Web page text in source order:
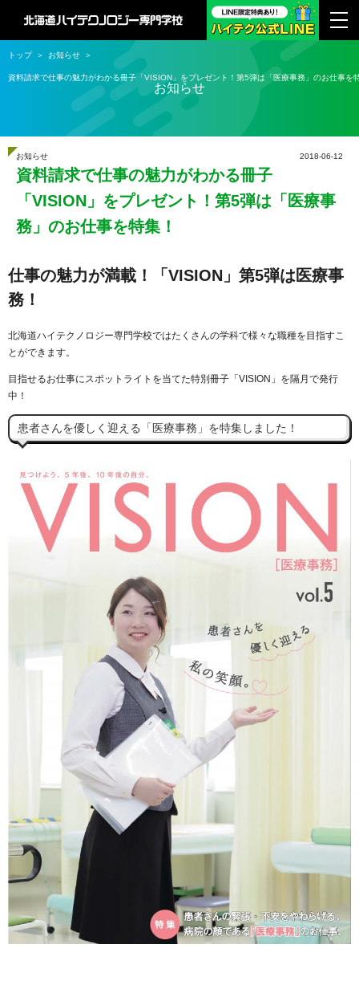
お知らせ
トップ お知らせ
資料請求で仕事の魅力がわかる冊子「VISION」をプレゼント！第5弾は「医療事務」のお仕事を
2018-06-12
お知らせ
資料請求で仕事の魅力がわかる冊子
「VISION」をプレゼント！第5弾は「医療事
務」のお仕事を特集！
仕事の魅力が満載！「VISION」第5弾は医療事
務！
北海道ハイテクノロジー専門学校ではたくさんの学科で様々な職種を目指すこ
とができます。
目指せるお仕事にスポットライトを当てた特別冊子「VISION」を隔月で発行
中！
患者さんを優しく迎える「医療事務」を特集しました！